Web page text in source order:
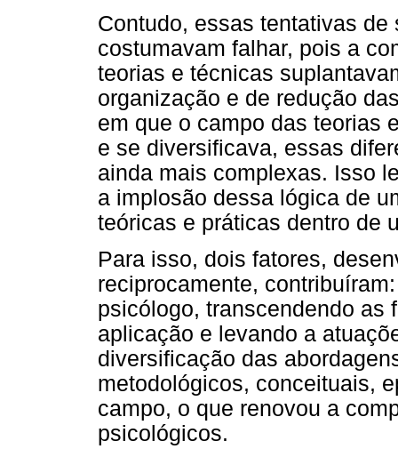
Contudo, essas tentativas
costumavam falhar, pois a
teorias e técnicas
organização e de redução
em que o campo das teorias
e se diversificava, essas
ainda mais complexas. Isso
a implosão dessa lógica de
teóricas e práticas dentro de
Para isso, dois fatores,
reciprocamente,
psicólogo, transcendendo as
aplicação e levando a
diversificação das
metodológicos, conceituais,
campo, o que renovou a
psicológicos.